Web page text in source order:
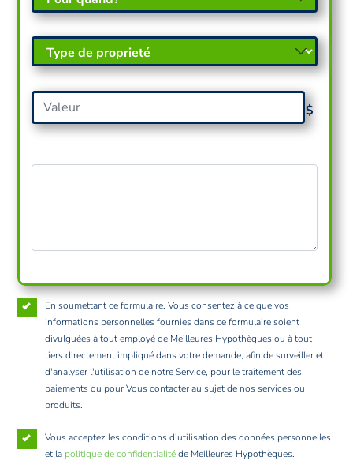
$
En soumettant ce formulaire, Vous consentez à ce que vos
informations personnelles fournies dans ce formulaire soient
divulguées à tout employé de Meilleures Hypothèques ou à tout
tiers directement impliqué dans votre demande, afin de surveiller et
d'analyser l'utilisation de notre Service, pour le traitement des
paiements ou pour Vous contacter au sujet de nos services ou
produits.
Vous acceptez les conditions d'utilisation des données personnelles
et la politique de confidentialitéde Meilleures Hypothèques.